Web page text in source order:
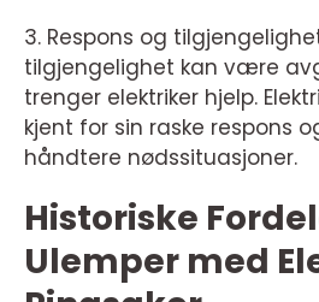
3. Respons og
tilgjengelighet kan være
trenger elektriker hjelp.
kjent for sin raske respons
håndtere nødssituasjoner.
Historiske
Ulemper med